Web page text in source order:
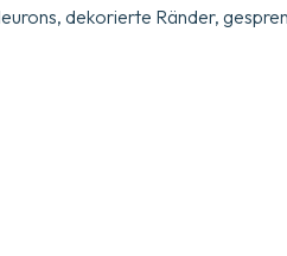
dekorierte Ränder,